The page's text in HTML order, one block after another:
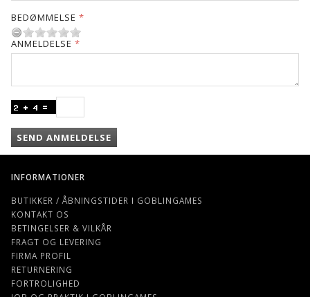
BEDØMMELSE
ANMELDELSE
SEND ANMELDELSE
INFORMATIONER
BUTIKKER / ÅBNINGSTIDER I GOBLINGAMES
KONTAKT OS
BETINGELSER & VILKÅR
FRAGT OG LEVERING
FIRMA PROFIL
RETURNERING
FORTROLIGHED